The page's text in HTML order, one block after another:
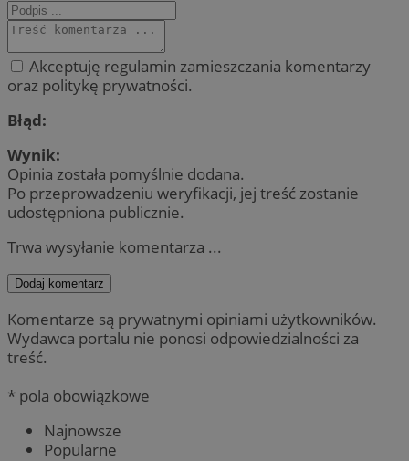
Akceptuję regulamin zamieszczania komentarzy
oraz politykę prywatności.
Błąd:
Wynik:
Opinia została pomyślnie dodana.
Po przeprowadzeniu weryfikacji, jej treść zostanie
udostępniona publicznie.
Trwa wysyłanie komentarza ...
Dodaj komentarz
Komentarze są prywatnymi opiniami użytkowników.
Wydawca portalu nie ponosi odpowiedzialności za
treść.
* pola obowiązkowe
Najnowsze
Popularne